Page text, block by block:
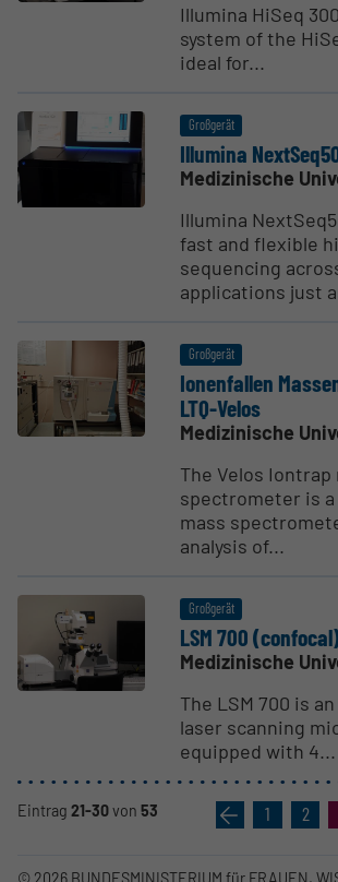
Illumina HiSeq
system of the
ideal for...
Großgerät
Illumina
Medizinische
Illumina
fast and flexible
sequencing
applications just
Großgerät
Ionen­fallen
LTQ-Velos
Medizinische
The Velos Iontrap
spectrometer is
mass
analysis of...
Großgerät
LSM 700
Medizinische
The LSM 700 is
laser scanning
equipped with 4...
Eintrag 21-30von 53 « 1 2
© 2026 BUNDESMINISTERIUM für FRAUEN,